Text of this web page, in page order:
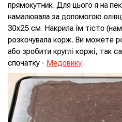
прямокутник. Для цього я на
намалювала за допомогою
30x25 см. Накрила їм тісто
розкочувала корж. Ви можете
або зробити круглі коржі, так
спочатку - Медовику.